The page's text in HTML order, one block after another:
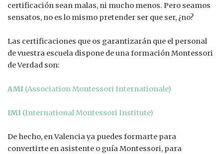
certificación sean malas, ni mucho menos. Pero seamos
sensatos, no es lo mismo pretender ser que ser, ¿no?
Las certificaciones que os garantizarán que el personal
de vuestra escuela dispone de una formación Montessori
de Verdad son:
AMI (Association Montessori Internationale)
IMI (International Montessori Institute)
De hecho, en Valencia ya puedes formarte para
convertirte en asistente o guía Montessori, para